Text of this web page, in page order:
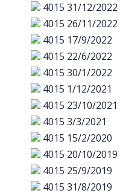
4015 31/12/2022
4015 26/11/2022
4015 17/9/2022
4015 22/6/2022
4015 30/1/2022
4015 1/12/2021
4015 23/10/2021
4015 3/3/2021
4015 15/2/2020
4015 20/10/2019
4015 25/9/2019
4015 31/8/2019